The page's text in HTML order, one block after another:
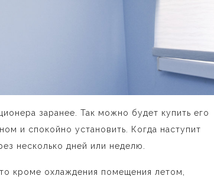
заранее. Так можно будет купить его
и спокойно установить. Когда наступит
несколько дней или неделю.
кроме охлаждения помещения летом,